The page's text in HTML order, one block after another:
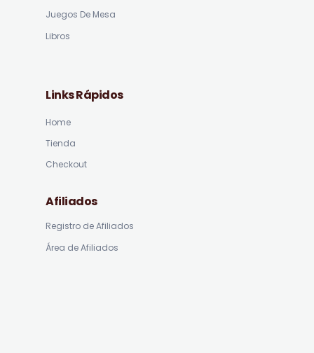
Juegos De Mesa
Libros
Links Rápidos
Home
Tienda
Checkout
Afiliados
Registro de Afiliados
Área de Afiliados